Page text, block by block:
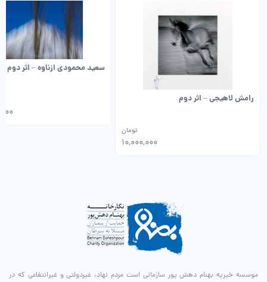
رامش لاهیجی – اثر دوم
10,000,000
تومان
سعید محمودی ازناوه – اثر دوم
موسسه خیریه بهنام دهش پور سازمانی است مردم نهاد، غیردولتی و غیرانتفاعی که در